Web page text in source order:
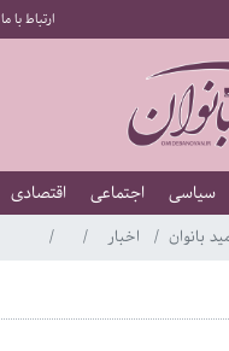
ارتباط با ما
سیاسی اجتماعی اقتصادی
بانوان اخبار